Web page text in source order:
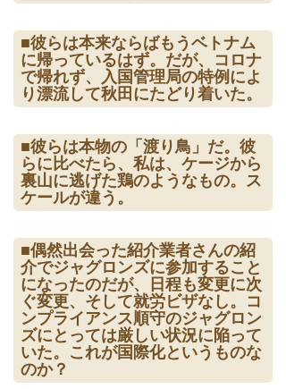
■彼らは本来ならばもうベトナム
に帰っているはず。だが、コロナ
で帰れず、入国管理局の特例によ
り漂流して秋田にたどり着いた。
■彼らは本物の「渡り鳥」だ。彼
らに比べたら、私は、ケージから
裏山に逃げた鶏のようなもの。ス
ケールが違う。
■偶然出会った紹介業者さんの紹
介でジャグロンズに参加すること
になったのだが、日程も変更に次
ぐ変更、そして就労ビザなし。コ
ンプライアンス順守のジャグロン
ズにとっては厳しい状況に陥って
いた。これが国際化というものな
のか？